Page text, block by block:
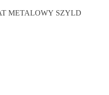
METALOWY SZYLD